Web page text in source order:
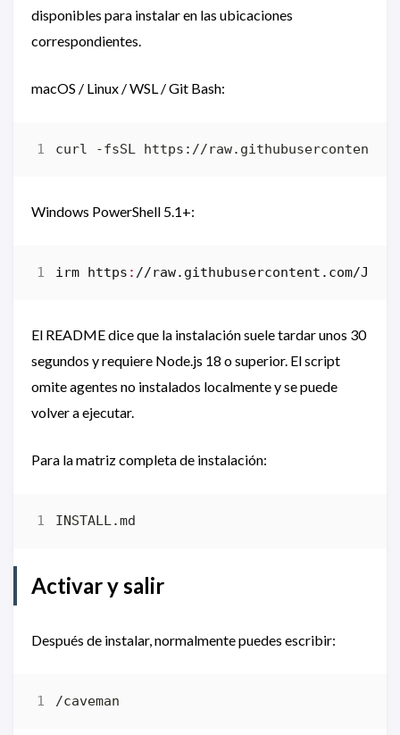
disponibles para instalar en las ubicaciones
correspondientes.
macOS / Linux / WSL / Git Bash:
curl -fsSL https://
Windows PowerShell 5.1+:
irm https : //raw. githubusercontent . com/
El README dice que la instalación suele tardar unos 30
segundos y requiere Node.js 18 o superior. El script
omite agentes no instalados localmente y se puede
volver a ejecutar.
Para la matriz completa de instalación:
Activar y salir
Después de instalar, normalmente puedes escribir: